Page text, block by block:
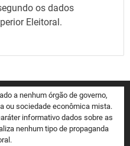
os dados
Eleitoral.
a nenhum órgão de governo,
ou sociedade econômica mista.
informativo dados sobre as
nenhum tipo de propaganda